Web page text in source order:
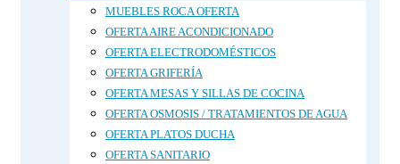
MUEBLES ROCA OFERTA
OFERTA AIRE ACONDICIONADO
OFERTA ELECTRODOMÉSTICOS
OFERTA GRIFERÍA
OFERTA MESAS Y SILLAS DE COCINA
OFERTA OSMOSIS / TRATAMIENTOS DE AGUA
OFERTA PLATOS DUCHA
OFERTA SANITARIO